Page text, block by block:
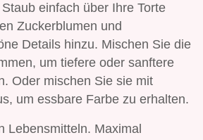
einfach über Ihre Torte
Zuckerblumen und
Details hinzu. Mischen Sie die
um tiefere oder sanftere
Oder mischen Sie sie mit
um essbare Farbe zu erhalten.
Lebensmitteln. Maximal